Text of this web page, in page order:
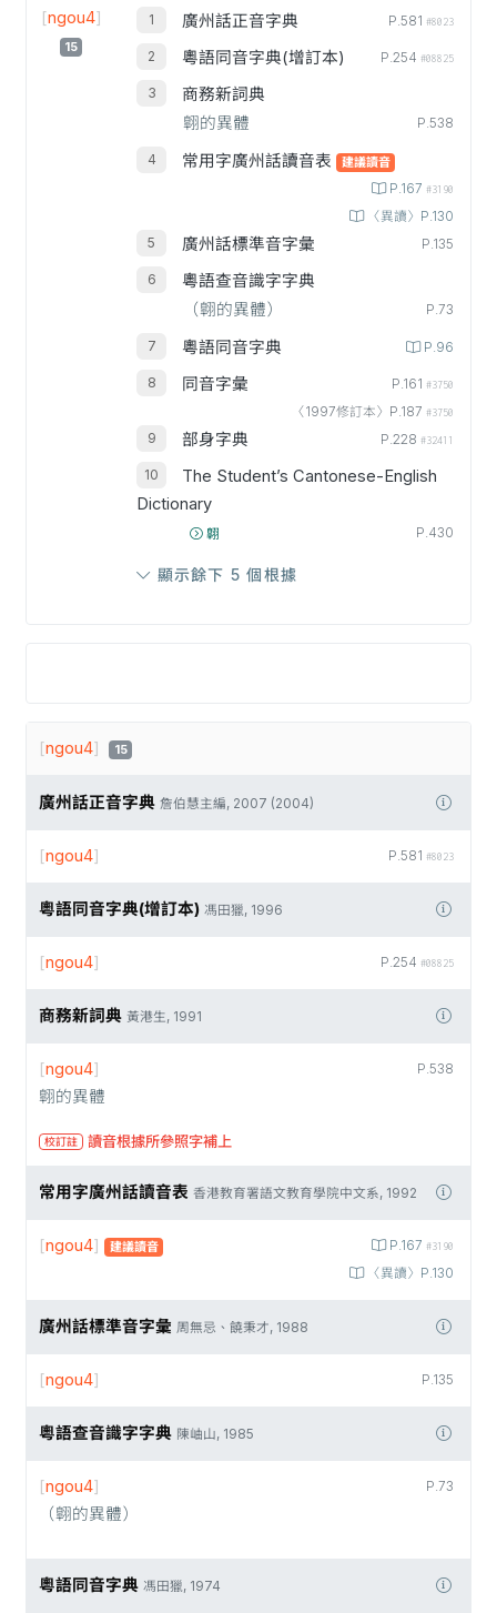
[ngou4]
15
廣州話正音字典 P.581 #8023
粵語同音字典(增訂本) P.254 #08825
商務新詞典
翺的異體
P.538
常用字廣州話讀音表 建議讀音
P.167 #3190
〈異讀〉P.130
廣州話標準音字彙 P.135
粵語查音識字字典
（翺的異體）
P.73
粵語同音字典 P.96
同音字彙 P.161 #3750
〈1997修訂本〉P.187 #3750
部身字典 P.228 #32411
The Student’s Cantonese-English
Dictionary
翺 P.430
顯示餘下 5 個根據
[ngou4] 15
廣州話正音字典 詹伯慧主編, 2007 (2004)
P.581 #8023
[ngou4]
粵語同音字典(增訂本) 馮田獵, 1996
P.254 #08825
[ngou4]
商務新詞典 黃港生, 1991
P.538
[ngou4]
翺的異體
校訂註 讀音根據所參照字補上
常用字廣州話讀音表 香港教育署語文教育學院中文系, 1992
P.167 #3190
〈異讀〉P.130
[ngou4] 建議讀音
廣州話標準音字彙 周無忌、饒秉才, 1988
P.135
[ngou4]
粵語查音識字字典 陳岫山, 1985
P.73
[ngou4]
（翺的異體）
粵語同音字典 馮田獵, 1974